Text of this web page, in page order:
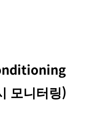
모니터링)